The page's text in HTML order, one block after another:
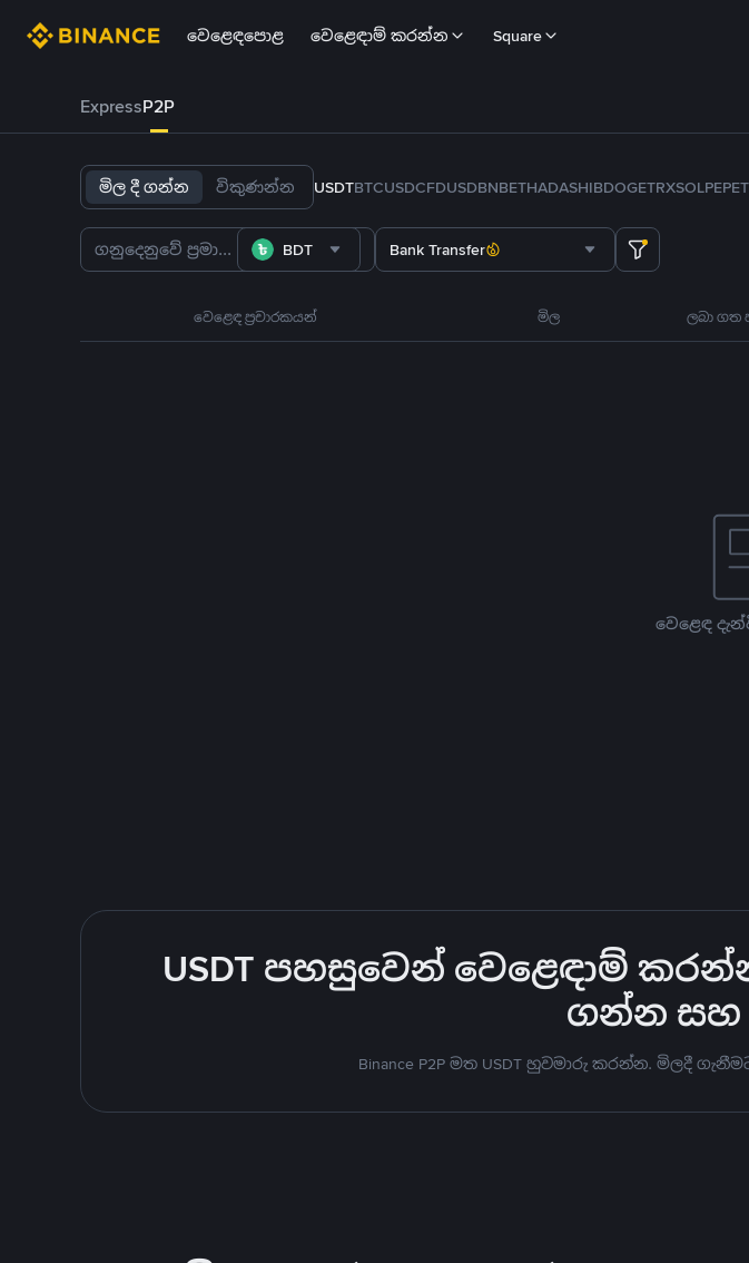
වෙළෙඳපොළ වෙළෙඳාම් කරන්න Square
ExpressP2P
මිල දී ගන්න විකුණන්න USDTBTCUSDCFDUSDBNBETHADASHIBDOGETRXSOLPEPE
BDT Bank Transfer
වෙළෙඳ ප්‍රචාරකයන් මිල ලබා ගත
වෙළෙඳ
USDT පහසුවෙන් වෙළෙඳාම්
ගන්න
Binance P2P මත USDT හුවමාරු කරන්න. මිලදී